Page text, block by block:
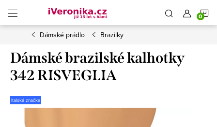
obsah
Dámské prádlo Brazilky
Dámské brazilské kalhotky
342 RISVEGLIA
Italská značka